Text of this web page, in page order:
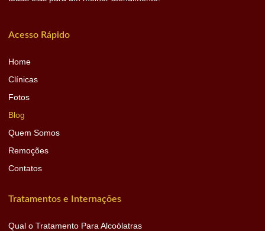
Acesso Rápido
Home
Clínicas
Fotos
Blog
Quem Somos
Remoções
Contatos
Tratamentos e Internações
Qual o Tratamento Para Alcoólatras